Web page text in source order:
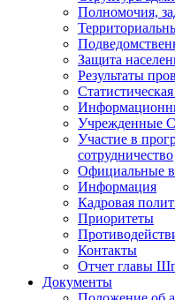
Полномочия,
Защита
Результаты
Учрежденные
Участие в
сотрудничество
Официальные
Информация
Кадровая
Приоритеты
Контакты
Отчет главы
Документы